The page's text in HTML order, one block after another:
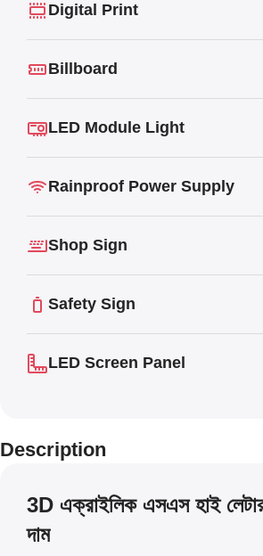
Digital Print
Billboard
LED Module Light
Rainproof Power Supply
Shop Sign
Safety Sign
LED Screen Panel
Description
3D এক্রাইলিক এসএস হাই লেটার
দাম